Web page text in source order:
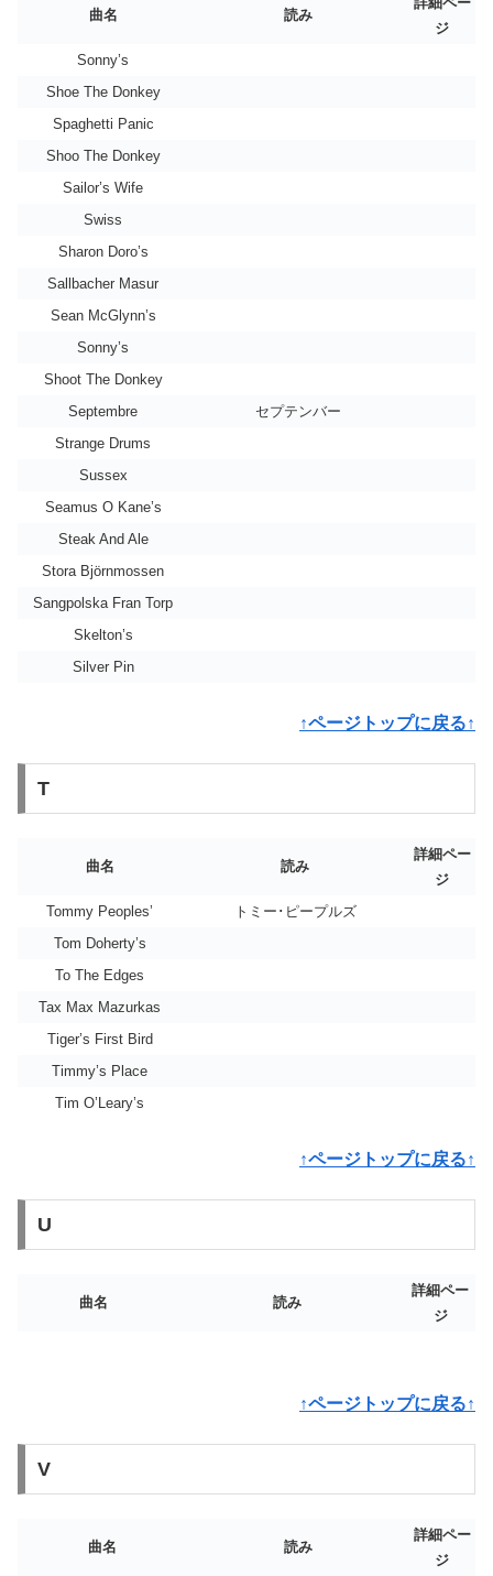
曲名 読み
ジ
Sonny’s
Shoe The Donkey
Spaghetti Panic
Shoo The Donkey
Sailor’s Wife
Swiss
Sharon Doro’s
Sallbacher Masur
Sean McGlynn’s
Sonny’s
Shoot The Donkey
Septembre
セプテンバー
Strange Drums
Sussex
Seamus O Kane’s
Steak And Ale
Stora Björnmossen
Sangpolska Fran Torp
Skelton’s
Silver Pin
↑ページトップに戻る↑
T
曲名 読み
詳細ペー
ジ
Tommy Peoples’
トミー･ピープルズ
Tom Doherty’s
To The Edges
Tax Max Mazurkas
Tiger’s First Bird
Timmy’s Place
Tim O’Leary’s
↑ページトップに戻る↑
U
曲名 読み
詳細ペー
ジ
↑ページトップに戻る↑
V
曲名 読み
詳細ペー
ジ